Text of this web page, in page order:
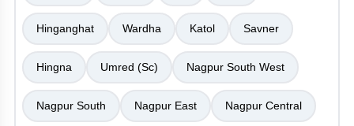
Hinganghat Wardha Katol Savner
Hingna Umred (Sc) Nagpur South West
Nagpur South Nagpur East Nagpur Central